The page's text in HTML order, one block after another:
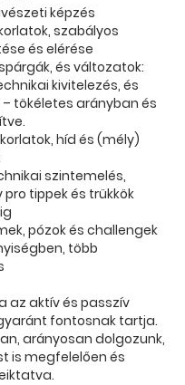
képzés
szabályos
és elérése
és változatok:
kivitelezés, és
tökéletes arányban és
híd és (mély)
szintemelés,
pro tippek és trükkök
pózok és challengek
több
az aktív és passzív
fontosnak tartja.
arányosan dolgozunk,
is megfelelően és